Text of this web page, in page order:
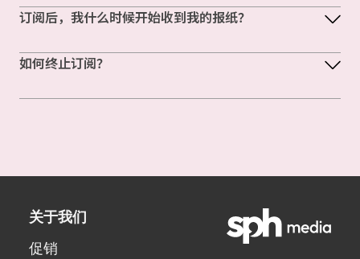
订阅后，我什么时候开始收到我的报纸？
如何终止订阅？
关于我们
促销